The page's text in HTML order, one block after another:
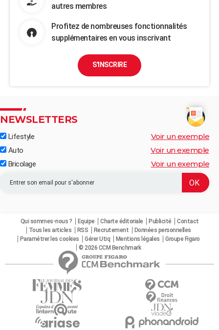
autres membres
Profitez de nombreuses fonctionnalités
supplémentaires en vous inscrivant
S'INSCRIRE
NEWSLETTERS
Lifestyle Voir un exemple
Auto Voir un exemple
Bricolage Voir un exemple
Qui sommes-nous ? Equipe Charte éditoriale Publicité
Contact
Tous les articles
RSS Recrutement
Données personnelles
Paramétrer les cookies
Gérer Utiq Mentions légales
Groupe Figaro
© 2026 CCM Benchmark